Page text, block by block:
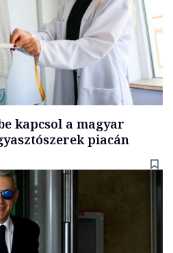
kapcsol a magyar
piacán